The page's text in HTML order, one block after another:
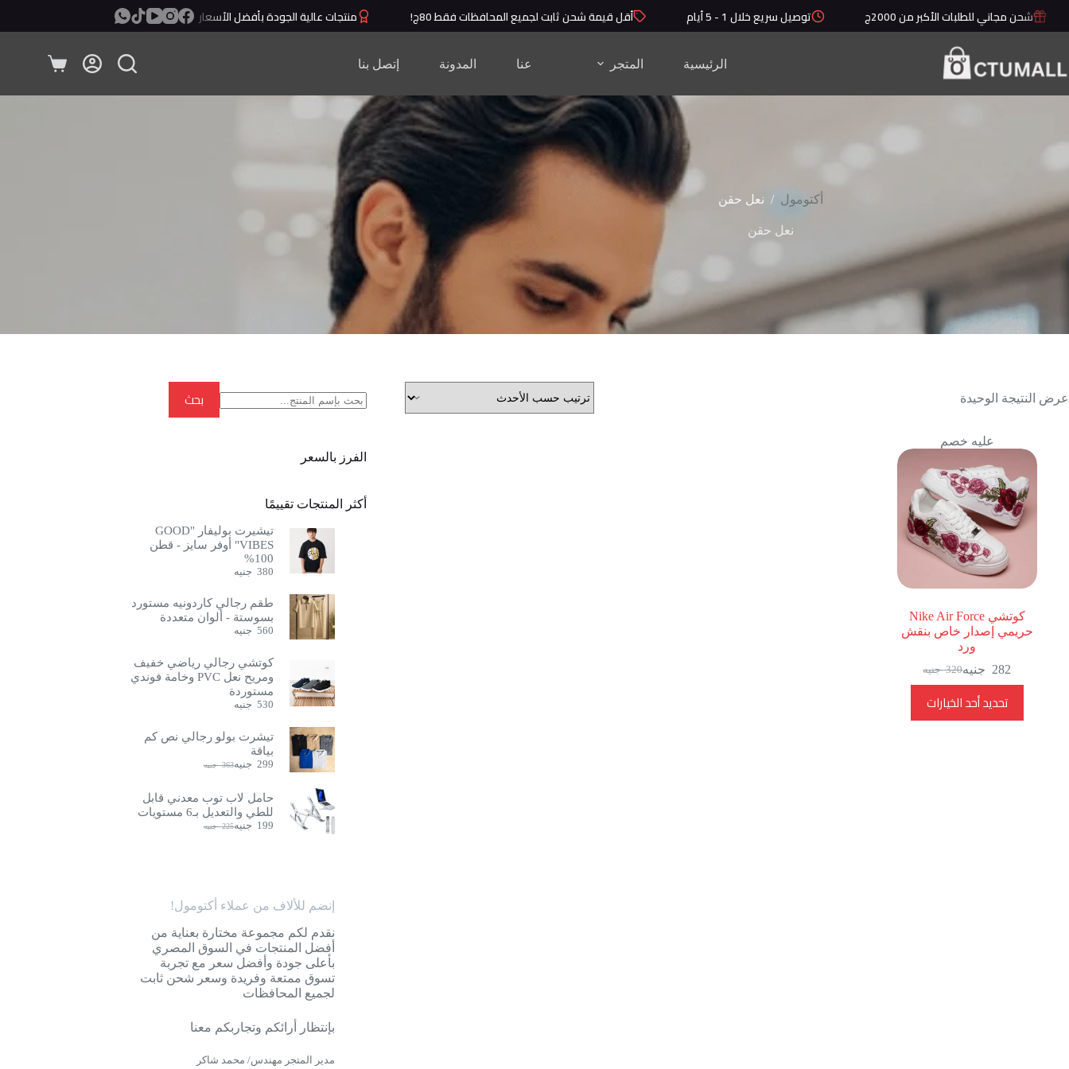
التجاوزشحن مجاني للطلبات الأكبر من 2000ج توصيل سريع خلال 1 - 5 أيام أقل قيمة شحن ثابت لجميع المحافظات فقط 80ج! منتجات عالية الجودة بأفضل الأسعار معاينة ودفع عند الإستلام!
الرئيسية المتجر عنا المدونة إتصل بنا
عربة
أكتومول / نعل حقن
نعل حقن
عرض النتيجة الوحيدة
عليه خصم
كوتشي Nike Air Force
حريمي إصدار خاص بنقش
ورد
320 جنيهالسعر
هو:
320
282 جنيهالسعر
هو:
282
تحديد أحد الخيارات
العديد
من
بحث
الفرز بالسعر
أكثر المنتجات تقييمًا
تيشيرت بوليفار "GOOD
VIBES" أوفر سايز - قطن
100%
380 جنيه
طقم رجالي كاردونيه مستورد
بسوستة - ألوان متعددة
560 جنيه
كوتشي رجالي رياضي خفيف
ومريح نعل PVC وخامة فوندي
مستوردة
530 جنيه
تيشرت بولو رجالي نص كم
بياقة
363 جنيهالسعر
هو:
جنيه.
299 جنيهالسعر
هو:
جنيه.
حامل لاب توب معدني قابل
للطي والتعديل بـ6 مستويات
225 جنيهالسعر
199 جنيهالسعر
إنضم للألاف من عملاء أكتومول!
نقدم لكم مجموعة مختارة بعناية من
أفضل المنتجات في السوق المصري
بأعلى جودة وأفضل سعر مع تجربة
تسوق ممتعة وفريدة وسعر شحن ثابت
لجميع المحافظات
بإنتظار أرائكم وتجاربكم معنا
مدير المتجر مهندس/ محمد شاكر